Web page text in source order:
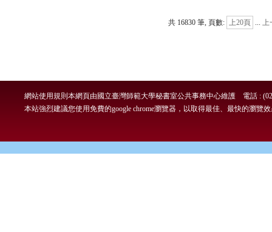
共 16830 筆, 頁數: 上20頁 ... 上
本網頁由國立臺灣師範大學秘書室公共事務中心維護 電話 :
網站使用規則
本站強烈建議您使用免費的google chrome瀏覽器，以取得最佳、最快的瀏覽